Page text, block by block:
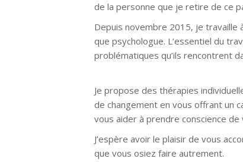
de la personne que je retire de ce
Depuis novembre 2015, je travaille
que psychologue. L’essentiel du
problématiques qu’ils rencontrent
Je propose des thérapies
de changement en vous offrant un
vous aider à prendre conscience
J’espère avoir le plaisir de vous
que vous osiez faire autrement.